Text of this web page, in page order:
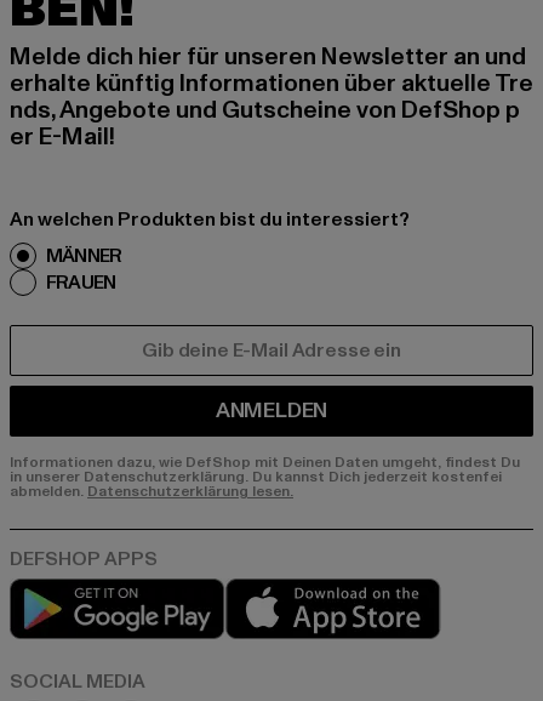
Melde dich hier für unseren Newsletter an und
erhalte künftig Informationen über aktuelle Tre
nds, Angebote und Gutscheine von DefShop p
er E-Mail!
An welchen Produkten bist du interessiert?
MÄNNER
FRAUEN
ANMELDEN
Informationen dazu, wie DefShop mit Deinen Daten umgeht, findest Du
in unserer Datenschutzerklärung. Du kannst Dich jederzeit kostenfei
abmelden. Datenschutzerklärung lesen.
Play market